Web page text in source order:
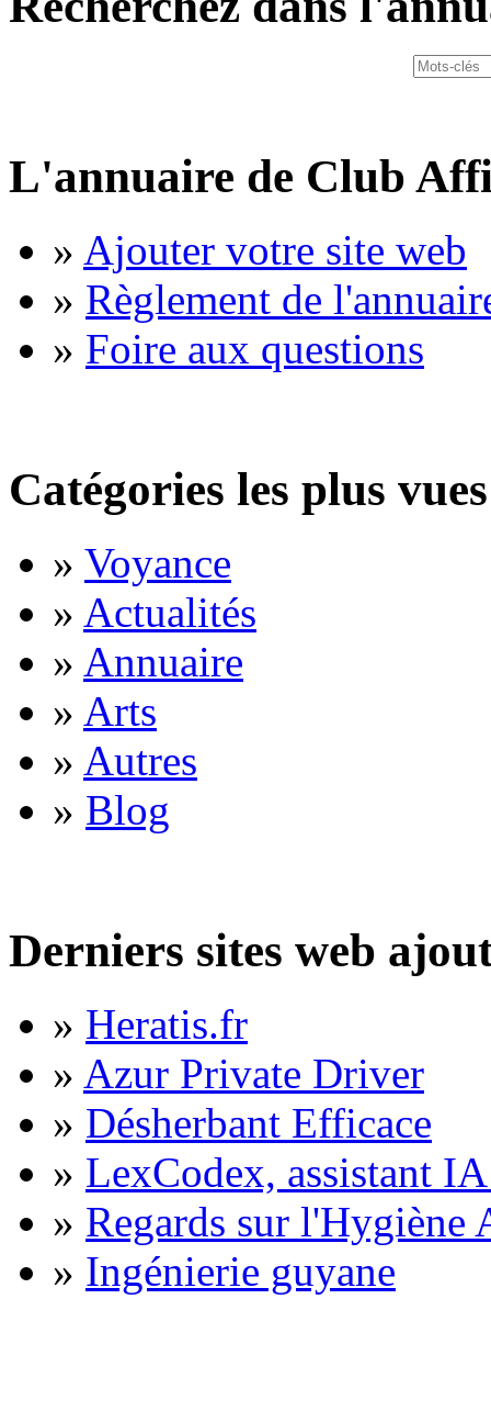
L'annuaire de Club
» Ajouter votre site web
» Règlement de
» Foire aux questions
Catégories les plus vues
» Voyance
» Actualités
» Annuaire
» Arts
» Autres
» Blog
Derniers sites web
» Heratis.fr
» Azur Private Driver
» Désherbant Efficace
» LexCodex, assistant
» Regards sur l'Hygiène
» Ingénierie guyane